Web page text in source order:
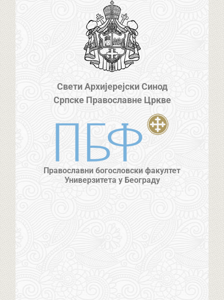
Свети Архијерејски Синод
Српске Православне Цркве
Православни богословски факултет
Универзитета у Београду